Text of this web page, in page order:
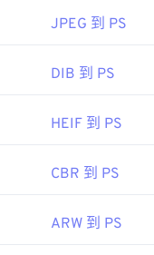
JPEG 到 PS
DIB 到 PS
HEIF 到 PS
CBR 到 PS
ARW 到 PS